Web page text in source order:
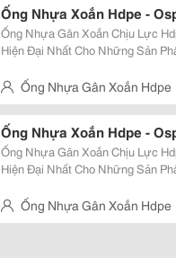
Ống Nhựa Xoắn Hdpe -
Ống Nhựa Gân Xoắn Chịu Lực
Hiện Đại Nhất Cho Những Sản
Khả Năng Chịu Lực Lớn, Kinh
Ống Nhựa Gân Xoắn Hdpe
Thọ, Q.thủ Đức
Ống Nhựa Xoắn Hdpe -
Ống Nhựa Gân Xoắn Chịu Lực
Hiện Đại Nhất Cho Những Sản
Khả Năng Chịu Lực Lớn, Kinh
Ống Nhựa Gân Xoắn Hdpe
Thọ, Q.thủ Đức